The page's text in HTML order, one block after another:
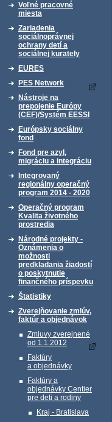
Voľné pracovné
miesta
Zariadenia
sociálnoprávnej
ochrany detí a
sociálnej kurately
EURES
PES Network
Nástroje na
prepojenie Európy
(CEF)/Systém EESSI
Európsky sociálny
fond
Fond pre azyl,
migráciu a integráciu
Integrovaný
regionálny operačný
program 2014 - 2020
Operačný program
Kvalita životného
prostredia
Národné projekty -
Oznámenia o
možnosti
predkladania žiadostí
o poskytnutie
finančného príspevku
Štatistiky
Zverejňovanie zmlúv,
faktúr a objednávok
Zmluvy zverejnené
od 1.1.2012
Faktúry
a objednávky
Faktúry a
objednávky Centier
pre deti a rodiny
Kraj - Bratislava